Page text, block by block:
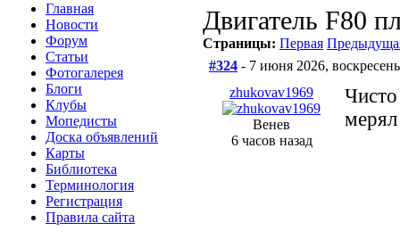
Главная
Новости
Форум
Статьи
Фотогалерея
Блоги
Клубы
Мопедисты
Доска объявлений
Карты
Библиотека
Терминология
Регистрация
Правила сайта
Двигатель F80
Страницы: Первая
#324 - 7 июня 2026,
zhukovav1969
Венев
6 часов назад
мерял